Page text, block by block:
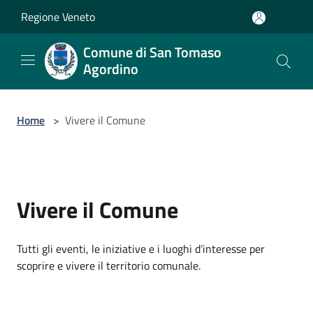
Regione Veneto
Comune di San Tomaso
Agordino
Home > Vivere il Comune
Vivere il Comune
Tutti gli eventi, le iniziative e i luoghi d’interesse per
scoprire e vivere il territorio comunale.